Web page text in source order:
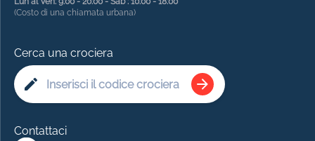
(Costo di una chiamata urbana)
Cerca una crociera
Contattaci